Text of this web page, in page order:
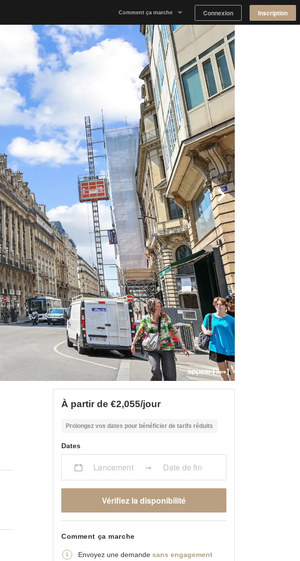
Comment ça marche
Notre concept
Proposer un espace
Trouver un espace
Tableau de Bord Propriétaire
Connexion Inscription
À partir de €2,055/jour
Prolongez vos dates pour bénéficier de tarifs réduits
Dates
Lancement Date de fin
Vérifiez la disponibilité
Comment ça marche
Envoyez une demandesans engagement